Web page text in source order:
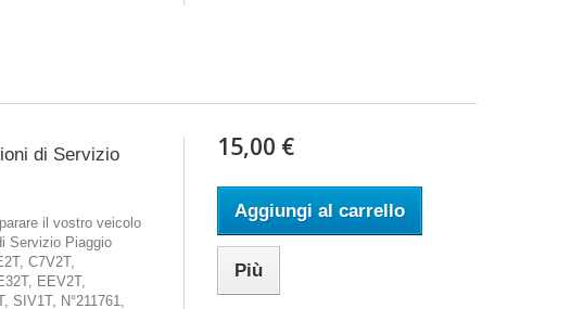
di Servizio
il vostro veicolo
Servizio Piaggio
C7V2T,
EEV2T,
SIV1T, N°211761,
15,00 €
Aggiungi al carrello
Più